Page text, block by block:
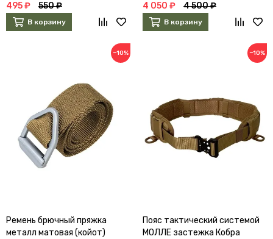
495 ₽ 550 ₽
В корзину
4 050 ₽ 4 500 ₽
В корзину
−10%
Ремень брючный пряжка
металл матовая (койот)
−10%
Пояс тактический системой
МОЛЛЕ застежка Кобра